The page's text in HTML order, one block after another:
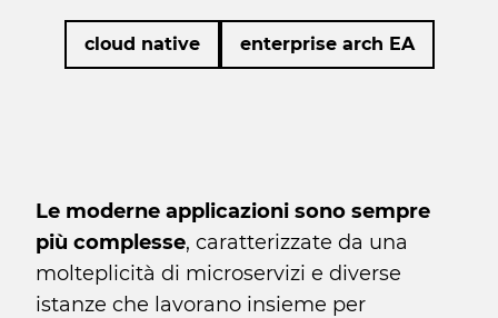
cloud native enterprise arch EA
Le moderne applicazioni sono sempre
più complesse, caratterizzate da una
molteplicità di microservizi e diverse
istanze che lavorano insieme per